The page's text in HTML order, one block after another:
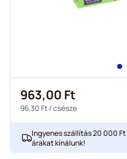
963,00 Ft
96,30 Ft/ csésze
Ingyenes szállítás 20 000
árakat kínálunk!